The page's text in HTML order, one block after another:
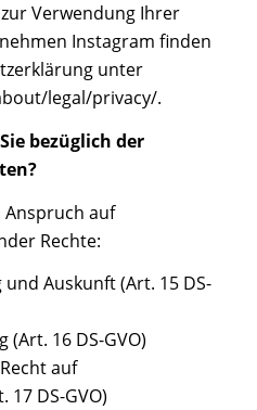
Verwendung Ihrer
Instagram finden
unter
legal/privacy/.
bezüglich der
Anspruch auf
Rechte:
Auskunft (Art. 15 DS-
(Art. 16 DS-GVO)
auf
17 DS-GVO)